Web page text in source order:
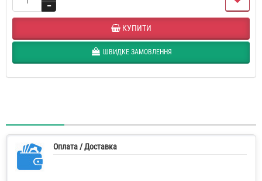
КУПИТИ
ШВИДКЕ ЗАМОВЛЕННЯ
Оплата / Доставка